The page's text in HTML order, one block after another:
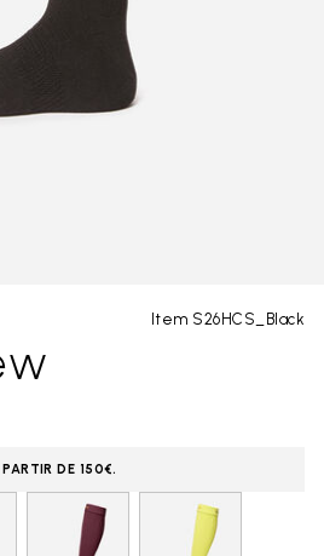
Item S26HCS_Black
DE 150€.